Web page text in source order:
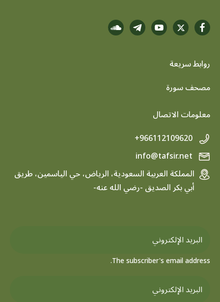
روابط سريعة
footer menu
مصحف سورة
معلومات الاتصال
+966112109620
المملكة العربية السعودية، الرياض، حي الياسمين، طريق
أبي بكر الصديق -رضي الله عنه-
The subscriber's email address.